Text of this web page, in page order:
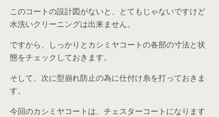
このコートの設計図がないと、とてもじゃないですけど
水洗いクリーニングは出来ません。
ですから、しっかりとカシミヤコートの各部の寸法と状
態をチェックしておきます。
そして、次に型崩れ防止の為に仕付け糸を打っておきま
す。
今回のカシミヤコートは、チェスターコートになります